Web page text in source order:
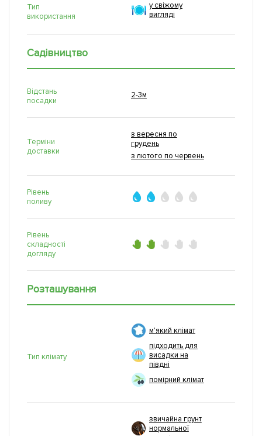
Тип
використання
у свіжому
вигляді
Садівництво
Відстань
посадки
2-3м
Терміни
доставки
з вересня по
грудень
з лютого по червень
Рівень
поливу
Рівень
складності
догляду
Розташування
Тип клімату
м'який клімат
підходить для
висадки на
півдні
помірний клімат
звичайна грунт
нормальної